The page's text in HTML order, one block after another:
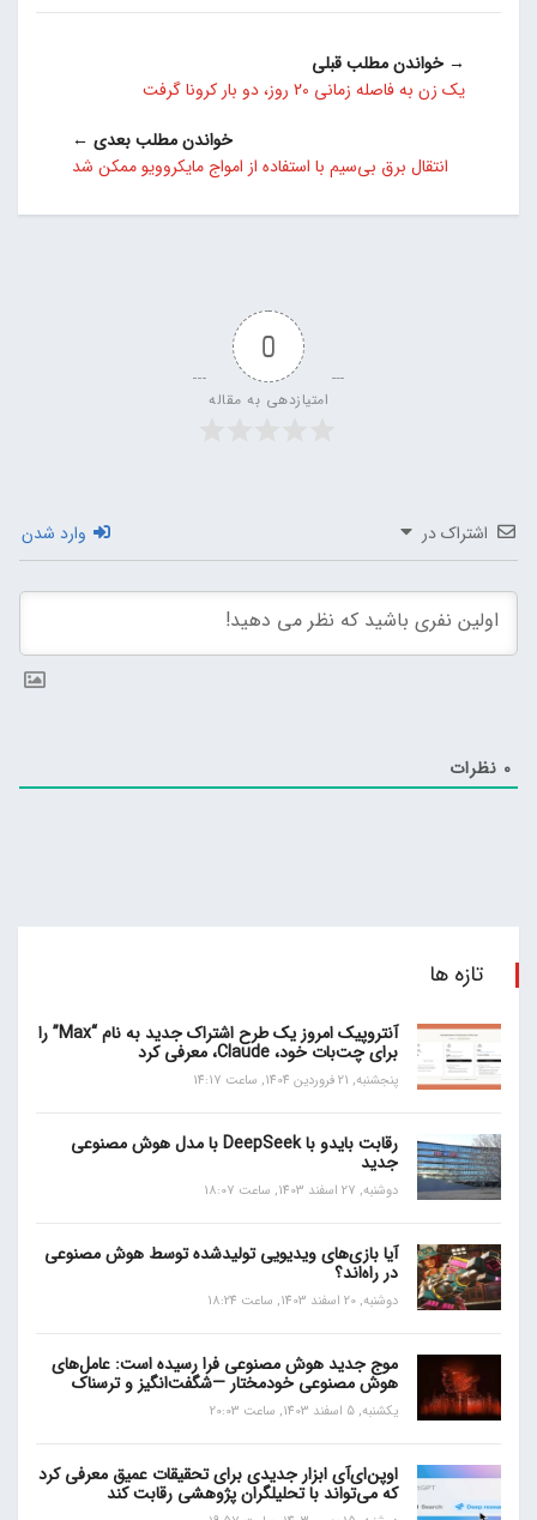
→ خواندن مطلب قبلی
یک زن به فاصله زمانی 20 روز، دو بار کرونا گرفت
خواندن مطلب بعدی ←
انتقال برق بی‌سیم با استفاده از امواج مایکروویو ممکن شد
0
امتیازدهی به مقاله
اشتراک در وارد شدن
0 نظرات
تازه ها
آنتروپیک امروز یک طرح اشتراک جدید به نام “Max” را
برای چت‌بات خود، Claude، معرفی کرد
پنجشنبه, 21 فروردین 1404, ساعت 14:17
رقابت بایدو با DeepSeek با مدل هوش مصنوعی
جدید
دوشنبه, 27 اسفند 1403, ساعت 18:07
آیا بازی‌های ویدیویی تولیدشده توسط هوش مصنوعی
در راه‌اند؟
دوشنبه, 20 اسفند 1403, ساعت 18:24
موج جدید هوش مصنوعی فرا رسیده است: عامل‌های
هوش مصنوعی خودمختار —شگفت‌انگیز و ترسناک
یکشنبه, 5 اسفند 1403, ساعت 20:03
اوپن‌ای‌آی ابزار جدیدی برای تحقیقات عمیق معرفی کرد
که می‌تواند با تحلیلگران پژوهشی رقابت کند